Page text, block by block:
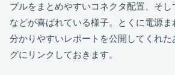
ブルをまとめやすいコネクタ配置、そ
などが喜ばれている様子。とくに電源ま
分かりやすいレポートを公開してくれた
グにリンクしておきます。